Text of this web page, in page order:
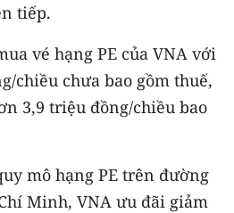
nghệ
tiếp.
vé hạng PE của VNA với
chiều chưa bao gồm thuế,
3,9 triệu đồng/chiều bao
mô hạng PE trên đường
Minh, VNA ưu đãi giảm